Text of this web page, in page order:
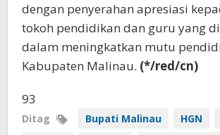
dengan penyerahan apresiasi
tokoh pendidikan dan guru yang
dalam meningkatkan mutu
Kabupaten Malinau. (*/red/cn)
93
Ditag Bupati Malinau HGN